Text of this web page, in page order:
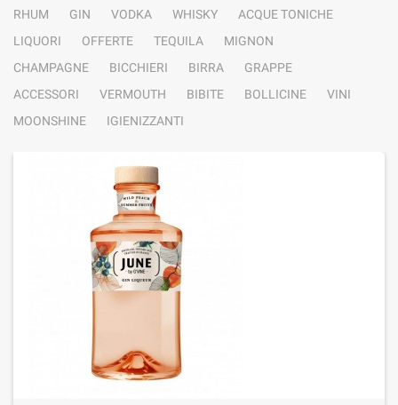
RHUM GIN VODKA WHISKY
ACQUE TONICHE
LIQUORI
OFFERTE TEQUILA
MIGNON
CHAMPAGNE
BICCHIERI BIRRA
GRAPPE
ACCESSORI
VERMOUTH BIBITE BOLLICINE
VINI
MOONSHINE
IGIENIZZANTI